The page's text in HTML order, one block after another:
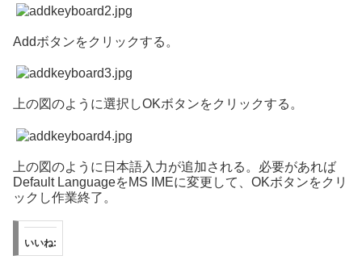
Addボタンをクリックする。
上の図のように選択しOKボタンをクリックする。
上の図のように日本語入力が追加される。必要があれば
Default LanguageをMS IMEに変更して、OKボタンをクリ
ックし作業終了。
いいね: